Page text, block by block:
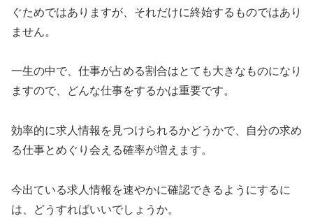
ぐためではありますが、それだけに終始するものではあり
ません。
一生の中で、仕事が占める割合はとても大きなものになり
ますので、どんな仕事をするかは重要です。
効率的に求人情報を見つけられるかどうかで、自分の求め
る仕事とめぐり会える確率が増えます。
今出ている求人情報を速やかに確認できるようにするに
は、どうすればいいでしょうか。